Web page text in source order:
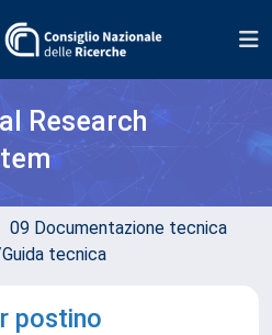
Research
09 Documentazione tecnica
tecnica
postino